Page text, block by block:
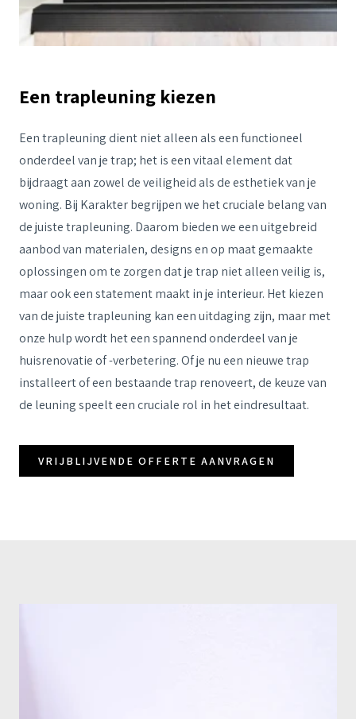
Een trapleuning kiezen
Een trapleuning dient niet alleen als een functioneel
onderdeel van je trap; het is een vitaal element dat
bijdraagt aan zowel de veiligheid als de esthetiek van je
woning. Bij Karakter begrijpen we het cruciale belang van
de juiste trapleuning. Daarom bieden we een uitgebreid
aanbod van materialen, designs en op maat gemaakte
oplossingen om te zorgen dat je trap niet alleen veilig is,
maar ook een statement maakt in je interieur. Het kiezen
van de juiste trapleuning kan een uitdaging zijn, maar met
onze hulp wordt het een spannend onderdeel van je
huisrenovatie of -verbetering. Of je nu een nieuwe trap
installeert of een bestaande trap renoveert, de keuze van
de leuning speelt een cruciale rol in het eindresultaat.
VRIJBLIJVENDE OFFERTE AANVRAGEN